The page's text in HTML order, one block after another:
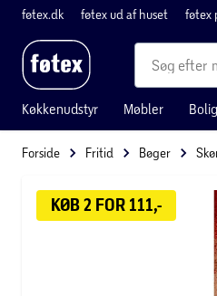
føtex.dk føtex ud af huset føtex
Køkkenudstyr Møbler Bolig
Forside Fritid Bøger
KØB 2 FOR 111,-